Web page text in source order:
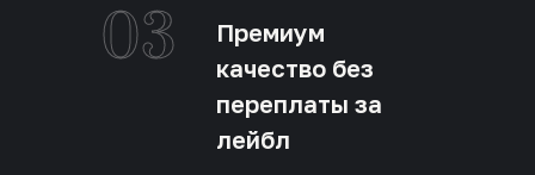
03
Премиум
качество без
переплаты за
лейбл